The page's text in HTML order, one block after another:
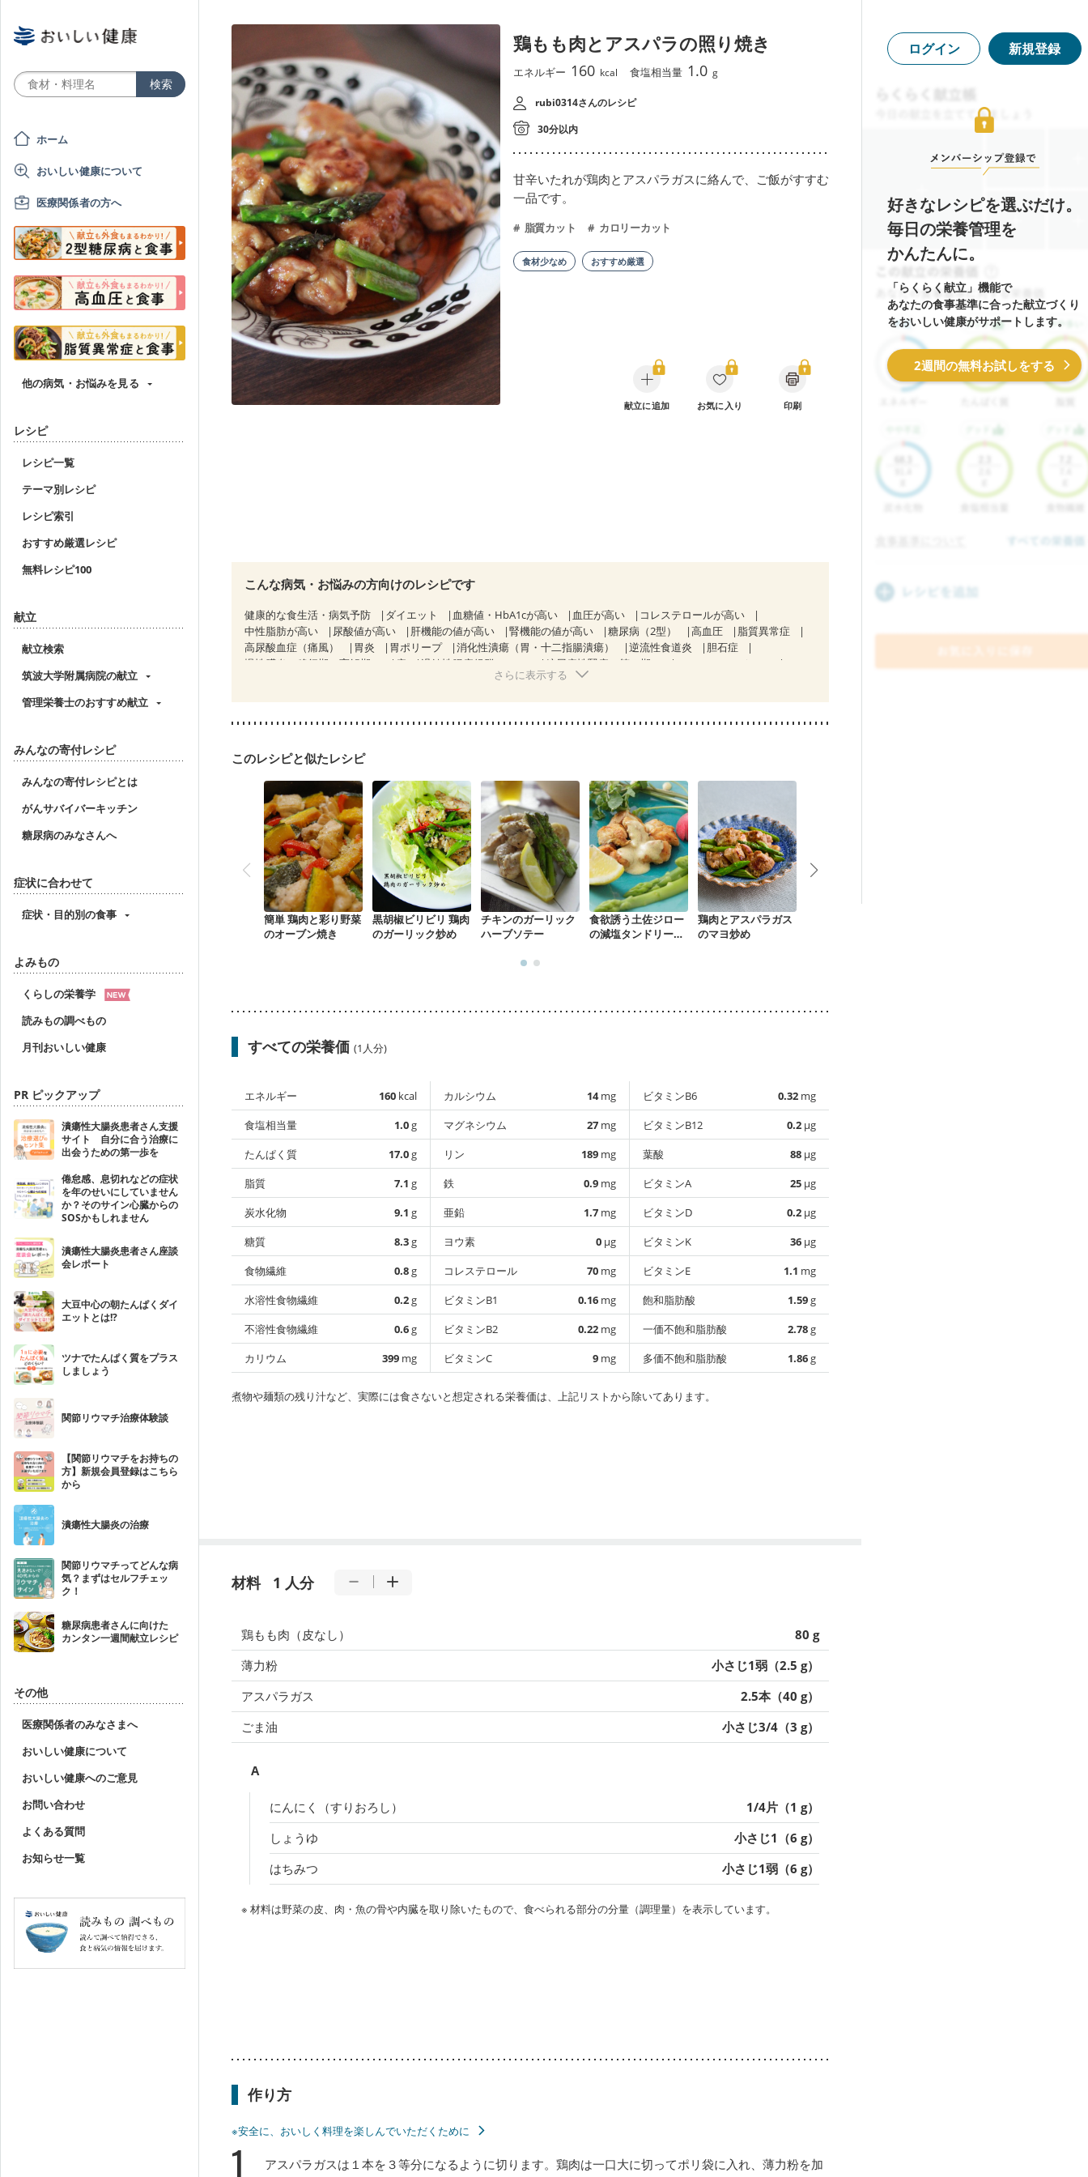
ホーム
おいしい健康について
医療関係者の方へ
他の病気・お悩みを見る
レシピ
レシピ一覧
テーマ別レシピ
レシピ索引
おすすめ厳選レシピ
無料レシピ100
献立
献立検索
筑波大学附属病院の献立
管理栄養士のおすすめ献立
みんなの寄付レシピ
みんなの寄付レシピとは
がんサバイバーキッチン
糖尿病のみなさんへ
症状に合わせて
症状・目的別の食事
よみもの
くらしの栄養学
読みもの調べもの
月刊おいしい健康
PR ピックアップ
潰瘍性大腸炎患者さん支援
サイト 自分に合う治療に
出会うための第一歩を
倦怠感、息切れなどの症状
を年のせいにしていません
か？そのサイン心臓からの
SOSかもしれません
潰瘍性大腸炎患者さん座談
会レポート
大豆中心の朝たんぱくダイ
エットとは!?
ツナでたんぱく質をプラス
しましょう
関節リウマチ治療体験談
【関節リウマチをお持ちの
方】新規会員登録はこちら
から
潰瘍性大腸炎の治療
関節リウマチってどんな病
気？まずはセルフチェッ
ク！
糖尿病患者さんに向けた
カンタン一週間献立レシピ
その他
医療関係者のみなさまへ
おいしい健康について
おいしい健康へのご意見
お問い合わせ
よくある質問
お知らせ一覧
鶏もも肉とアスパラの照り焼き
エネルギー 160 kcal 食塩相当量 1.0 g
rubi0314さんのレシピ
30分以内
甘辛いたれが鶏肉とアスパラガスに絡んで、ご飯がすすむ
一品です。
脂質カット カロリーカット
食材少なめ おすすめ厳選
献立に追加 お気に入り 印刷
こんな病気・お悩みの方向けのレシピです
健康的な食生活・病気予防 ダイエット 血糖値・HbA1cが高い 血圧が高い
コレステロールが高い
中性脂肪が高い
尿酸値が高い 肝機能の値が高い 腎機能の値が高い 糖尿病（2型） 高血圧
脂質異常症
高尿酸血症（痛風）
胃炎 胃ポリープ 消化性潰瘍（胃・十二指腸潰瘍） 逆流性食道炎
胆石症
慢性膵炎（移行期・寛解期）
痔 過敏性腸症候群（IBS） 糖尿病性腎症（第３期）
CKD（ステージ１）
CKD（ステージ３b） 透析
大腸がん（抗がん剤治療中）
大腸がん（放射線治療中） 飲み込みにくい 食欲がない
消化不良
妊婦健診・血糖値が気になる（初期）
貧血対策
ニキビ・肌荒れ 妊活中 更年期
さらに表示する
このレシピと似たレシピ
簡単 鶏肉と彩り野菜
のオーブン焼き
黒胡椒ビリビリ 鶏肉
のガーリック炒め
チキンのガーリック
ハーブソテー
食欲誘う土佐ジロー
の減塩タンドリーチ
鶏肉とアスパラガス
のマヨ炒め
すべての栄養価 (1人分)
エネルギー 160 kcal
食塩相当量
1.0g
たんぱく質
17.0g
脂質
7.1 g
炭水化物
9.1 g
糖質
8.3g
食物繊維
0.8g
水溶性食物繊維
0.2g
不溶性食物繊維
0.6g
カリウム
399 mg
カルシウム 14mg
マグネシウム
27 mg
リン
189 mg
鉄
0.9 mg
亜鉛
1.7 mg
ヨウ素
0 µg
コレステロール
70 mg
ビタミンB1
0.16 mg
ビタミンB2
0.22 mg
ビタミンC
9 mg
ビタミンB6 0.32 mg
ビタミンB12
0.2 µg
葉酸
88 µg
ビタミンA
25 µg
ビタミンD
0.2 µg
ビタミンK
36 µg
ビタミンE
1.1 mg
飽和脂肪酸
1.59g
一価不飽和脂肪酸
2.78g
多価不飽和脂肪酸
1.86g
煮物や麺類の残り汁など、実際には食さないと想定される栄養価は、上記リストから除いてあります。
材料 1 人分
鶏もも肉（皮なし）
80 g
薄力粉
小さじ1弱（2.5 g）
アスパラガス
2.5本（40 g）
ごま油
小さじ3/4（3 g）
A
にんにく（すりおろし）
1/4片（1 g）
しょうゆ
小さじ1（6 g）
はちみつ
小さじ1弱（6 g）
※ 材料は野菜の皮、肉・魚の骨や内臓を取り除いたもので、食べられる部分の分量（調理量）を表示しています。
作り方
※安全に、おいしく料理を楽しんでいただくために
1
アスパラガスは１本を３等分になるように切ります。鶏肉は一口大に切ってポリ袋に入れ、薄力粉を加
ログイン 新規登録
好きなレシピを選ぶだけ。
毎日の栄養管理を
かんたんに。
「らくらく献立」機能で
あなたの食事基準に合った献立づくり
をおいしい健康がサポートします。
2週間の無料お試しをする